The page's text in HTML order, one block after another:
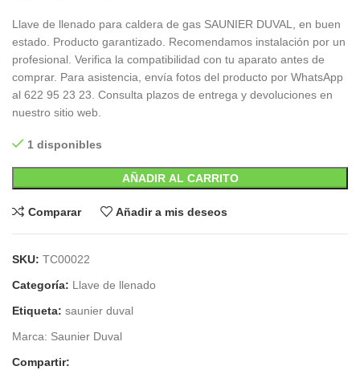
Llave de llenado para caldera de gas SAUNIER DUVAL, en buen
estado. Producto garantizado. Recomendamos instalación por un
profesional. Verifica la compatibilidad con tu aparato antes de
comprar. Para asistencia, envía fotos del producto por WhatsApp
al 622 95 23 23. Consulta plazos de entrega y devoluciones en
nuestro sitio web.
1 disponibles
AÑADIR AL CARRITO
Comparar Añadir a mis deseos
SKU: TC00022
Categoría: Llave de llenado
Etiqueta: saunier duval
Marca: Saunier Duval
Compartir: